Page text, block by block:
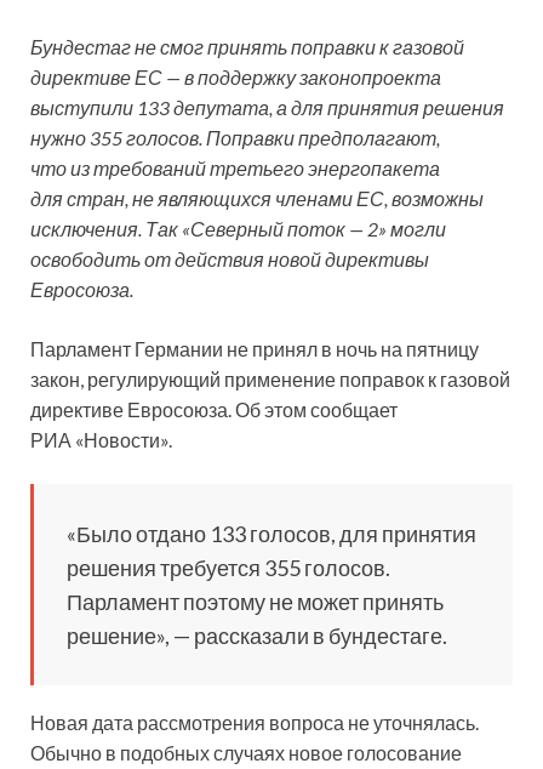
Бундестаг не смог принять поправки к газовой
директиве ЕС — в поддержку законопроекта
выступили 133 депутата, а для принятия решения
нужно 355 голосов. Поправки предполагают,
что из требований третьего энергопакета
для стран, не являющихся членами ЕС, возможны
исключения. Так «Северный поток — 2» могли
освободить от действия новой директивы
Евросоюза.
Парламент Германии не принял в ночь на пятницу
закон, регулирующий применение поправок к газовой
директиве Евросоюза. Об этом сообщает
РИА «Новости».
«Было отдано 133 голосов, для принятия
решения требуется 355 голосов.
Парламент поэтому не может принять
решение», — рассказали в бундестаге.
Новая дата рассмотрения вопроса не уточнялась.
Обычно в подобных случаях новое голосование